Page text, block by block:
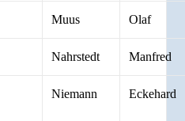
Muus Olaf
Nahrstedt Manfred
Niemann Eckehard